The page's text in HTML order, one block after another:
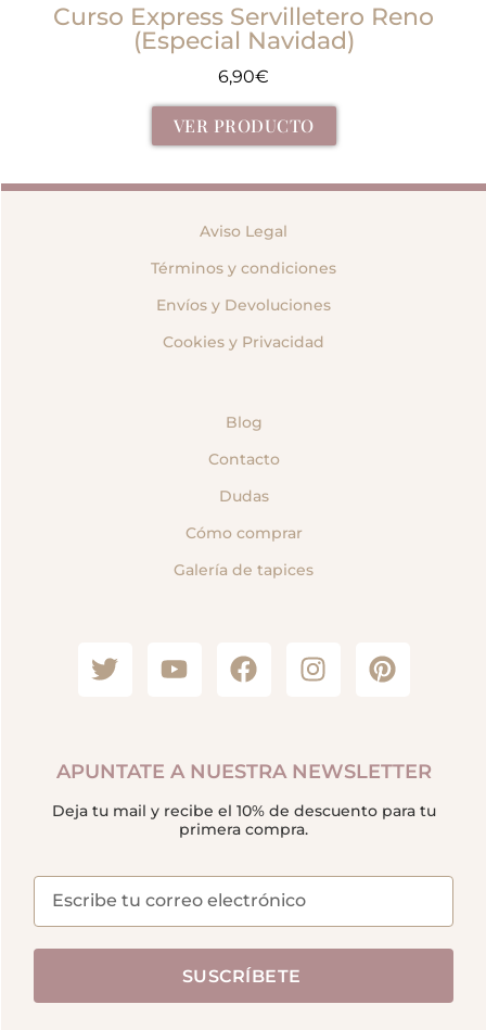
Curso Express Servilletero Reno
(Especial Navidad)
6,90€
VER PRODUCTO
Aviso Legal
Términos y condiciones
Envíos y Devoluciones
Cookies y Privacidad
Blog
Contacto
Dudas
Cómo comprar
Galería de tapices
APUNTATE A NUESTRA NEWSLETTER
Deja tu mail y recibe el 10% de descuento para tu
primera compra.
SUSCRÍBETE